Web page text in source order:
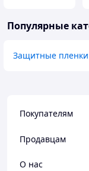
Популярные
Защитные пленки
Покупателям
Продавцам
О нас